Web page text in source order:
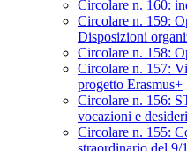
Circolare n. 160:
Circolare n. 159:
Disposizioni
Circolare n. 158:
Circolare n. 157:
progetto Erasmus+
Circolare n. 156:
vocazioni e
Circolare n. 155: